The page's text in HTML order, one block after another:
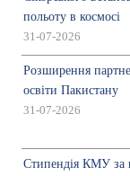
польоту в космосі
31-07-2026
Розширення
освіти Пакистану
31-07-2026
Стипендія КМУ за